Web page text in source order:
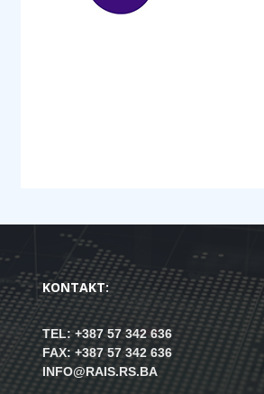
KONTAKT:
TEL: +387 57 342 636
FAX: +387 57 342 636
INFO@RAIS.RS.BA